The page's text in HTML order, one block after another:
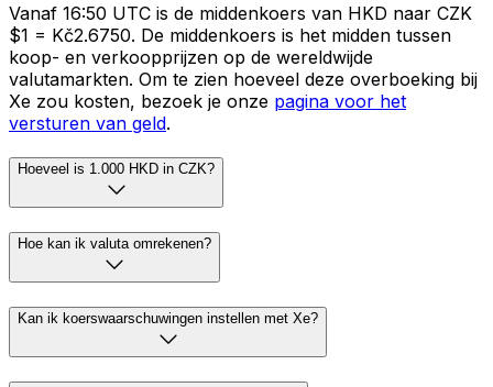
Vanaf 16:50 UTC is de middenkoers van HKD naar CZK
$1 = Kč2.6750. De middenkoers is het midden tussen
koop- en verkoopprijzen op de wereldwijde
valutamarkten. Om te zien hoeveel deze overboeking bij
Xe zou kosten, bezoek je onze pagina voor het
versturen van geld.
Hoeveel is 1.000 HKD in CZK?
Hoe kan ik valuta omrekenen?
Kan ik koerswaarschuwingen instellen met Xe?